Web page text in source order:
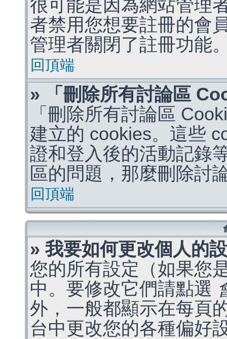
很可能是因為網站管理
者禁用您想要註冊的會
管理者關閉了註冊功能
回頂端
» 「刪除所有討論區
「刪除所有討論區
建立的 cookies。這些
證和登入後的活動記錄
區的問題，那麼刪除討
回頂端
» 我要如何更改個人的
您的所有設定（如果您
中。要修改它們請點選
外，一般都顯示在每頁
台中更改您的各種偏好